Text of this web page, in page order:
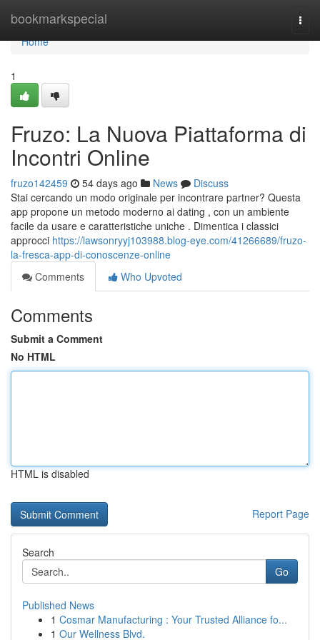
bookmarkspecial
Home
Home
1
Fruzo: La Nuova Piattaforma di
Incontri Online
fruzo142459 54 days ago News
Discuss
Stai cercando un modo originale per incontrare partner? Questa
app propone un metodo moderno ai dating , con un ambiente
facile da usare e caratteristiche uniche . Dimentica i classici
approcci https://lawsonryyj103988.blog-eye.com/41266689/fruzo-
la-fresca-app-di-conoscenze-online
Comments
Who Upvoted
Comments
Submit a Comment
No HTML
HTML is disabled
Report Page
Search
Go
Published News
1 Cosmar Manufacturing : Your Trusted Alliance fo...
1 Our Wellness Blvd.